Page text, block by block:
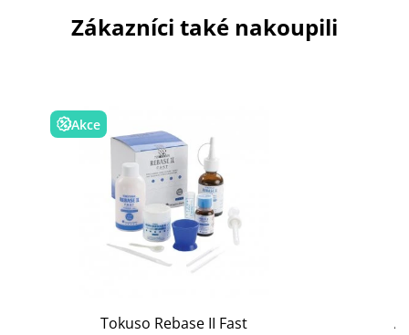
Zákazníci také nakoupili
Akce
Tokuso Rebase II Fast